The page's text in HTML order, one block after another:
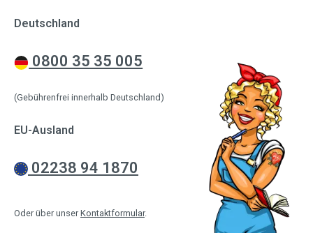
Deutschland
0800 35 35 005
(Gebührenfrei innerhalb Deutschland)
EU-Ausland
02238 94 1870
Oder über unser Kontaktformular.